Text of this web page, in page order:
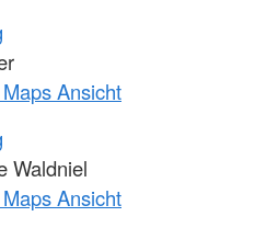
Ansicht
Waldniel
Ansicht